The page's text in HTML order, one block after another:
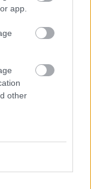
app.
other